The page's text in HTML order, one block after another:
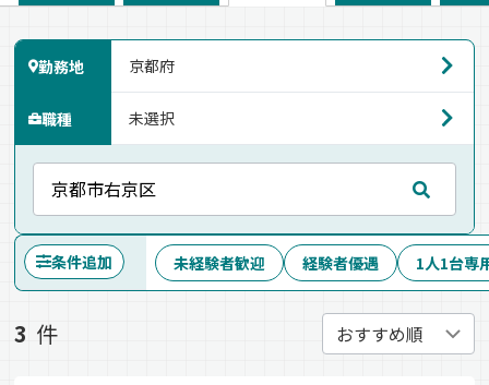
勤務地
職種
条件追加 未経験者歓迎 経験者優遇 1人1台専
3 件